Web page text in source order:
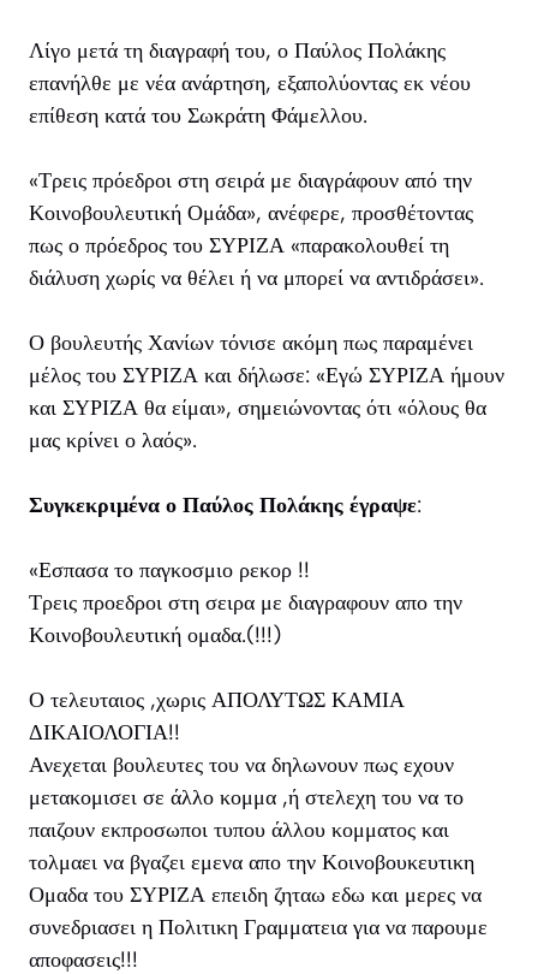
Λίγο μετά τη διαγραφή του, ο Παύλος Πολάκης
επανήλθε με νέα ανάρτηση, εξαπολύοντας εκ νέου
επίθεση κατά του Σωκράτη Φάμελλου.
«Τρεις πρόεδροι στη σειρά με διαγράφουν από την
Κοινοβουλευτική Ομάδα», ανέφερε, προσθέτοντας
πως ο πρόεδρος του ΣΥΡΙΖΑ «παρακολουθεί τη
διάλυση χωρίς να θέλει ή να μπορεί να αντιδράσει».
Ο βουλευτής Χανίων τόνισε ακόμη πως παραμένει
μέλος του ΣΥΡΙΖΑ και δήλωσε: «Εγώ ΣΥΡΙΖΑ ήμουν
και ΣΥΡΙΖΑ θα είμαι», σημειώνοντας ότι «όλους θα
μας κρίνει ο λαός».
Συγκεκριμένα ο Παύλος Πολάκης έγραψε:
«Εσπασα το παγκοσμιο ρεκορ !!
Τρεις προεδροι στη σειρα με διαγραφουν απο την
Κοινοβουλευτική ομαδα.(!!!)
Ο τελευταιος ,χωρις ΑΠΟΛΥΤΩΣ ΚΑΜΙΑ
ΔΙΚΑΙΟΛΟΓΙΑ!!
Ανεχεται βουλευτες του να δηλωνουν πως εχουν
μετακομισει σε άλλο κομμα ,ή στελεχη του να το
παιζουν εκπροσωποι τυπου άλλου κομματος και
τολμαει να βγαζει εμενα απο την Κοινοβουκευτικη
Ομαδα του ΣΥΡΙΖΑ επειδη ζηταω εδω και μερες να
συνεδριασει η Πολιτικη Γραμματεια για να παρουμε
αποφασεις!!!